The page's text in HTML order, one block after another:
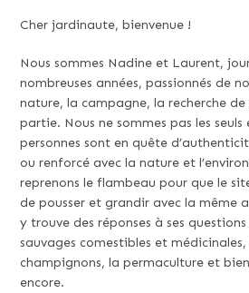
Cher jardinaute, bienvenue !
Nous sommes Nadine et Laurent,
nombreuses années, passionnés de
nature, la campagne, la recherche
partie. Nous ne sommes pas les
personnes sont en quête
ou renforcé avec la nature et
reprenons le flambeau pour que le
de pousser et grandir avec la même
y trouve des réponses à ses
sauvages comestibles et
champignons, la permaculture et
encore.